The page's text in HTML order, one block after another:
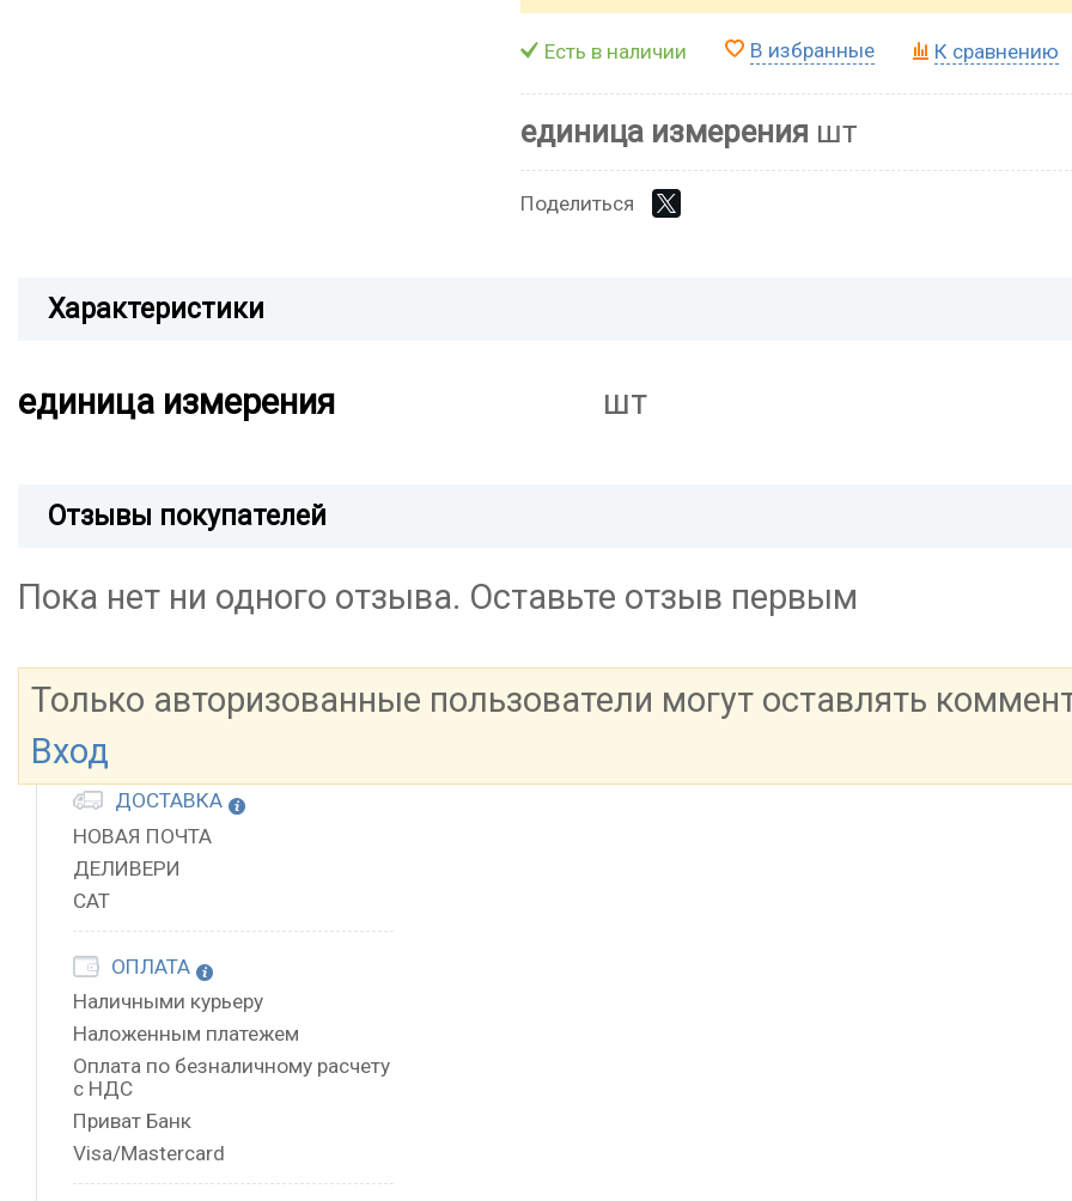
Есть в наличии В избранные К сравнению
единица измерения шт
Поделиться
Характеристики
единица измерения шт
Отзывы покупателей
Пока нет ни одного отзыва. Оставьте отзыв первым
Только авторизованные пользователи могут оставлять
Вход
ДОСТАВКА
НОВАЯ ПОЧТА
ДЕЛИВЕРИ
САТ
ОПЛАТА
Наличными курьеру
Наложенным платежем
Оплата по безналичному расчету
с НДС
Приват Банк
Visa/Mastercard